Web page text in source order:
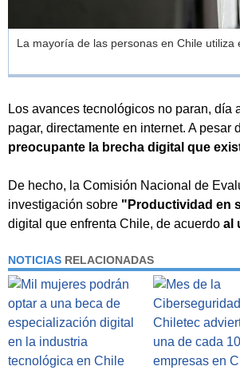
La mayoría de las personas en Chile
Los avances tecnológicos no paran, día
pagar, directamente en internet. A
preocupante la brecha digital que
De hecho, la Comisión Nacional de
investigación sobre "Productividad en
digital que enfrenta Chile, de acuerdo al
NOTICIAS RELACIONADAS